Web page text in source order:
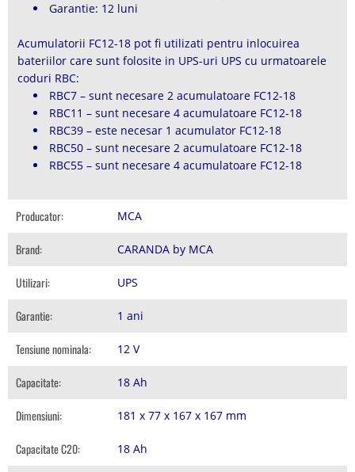
Garantie: 12 luni
Acumulatorii FC12-18 pot fi utilizati pentru inlocuirea
bateriilor care sunt folosite in UPS-uri UPS cu urmatoarele
coduri RBC:
RBC7 – sunt necesare 2 acumulatoare FC12-18
RBC11 – sunt necesare 4 acumulatoare FC12-18
RBC39 – este necesar 1 acumulator FC12-18
RBC50 – sunt necesare 2 acumulatoare FC12-18
RBC55 – sunt necesare 4 acumulatoare FC12-18
Producator: MCA
Brand: CARANDA by MCA
Utilizari: UPS
Garantie: 1 ani
Tensiune nominala: 12 V
Capacitate: 18 Ah
Dimensiuni: 181 x 77 x 167 x 167 mm
Capacitate C20: 18 Ah